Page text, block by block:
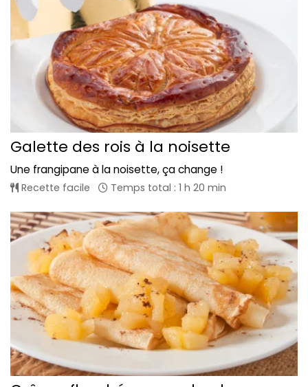
Galette des rois à la noisette
Une frangipane à la noisette, ça change !
Recette facile Temps total : 1 h 20 min